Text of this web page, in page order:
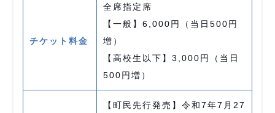
チケット料金
全席指定席
【一般】6,000円（当日500円
増）
【高校生以下】3,000円（当日
500円増）
【町民先行発売】令和7年7月27